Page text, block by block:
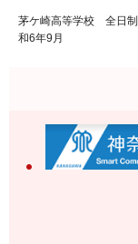
茅ケ崎高等学校 全日制
和6年9月